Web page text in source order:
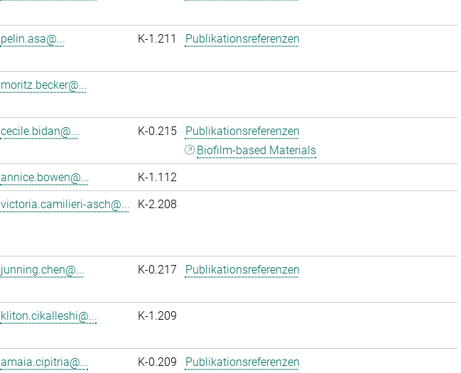
pelin.asa@... K-1.211 Publikationsreferenzen
moritz.becker@...
cecile.bidan@... K-0.215
Publikationsreferenzen
Biofilm-based Materials
annice.bowen@...
K-1.112
victoria.camilieri-asch@... K-2.208
junning.chen@... K-0.217 Publikationsreferenzen
kliton.cikalleshi@... K-1.209
amaia.cipitria@... K-0.209
Publikationsreferenzen